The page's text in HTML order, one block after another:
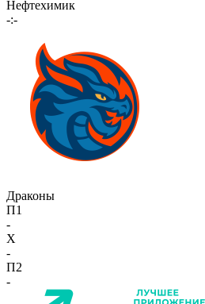
Нефтехимик
-:-
Драконы
П1
-
X
-
П2
-